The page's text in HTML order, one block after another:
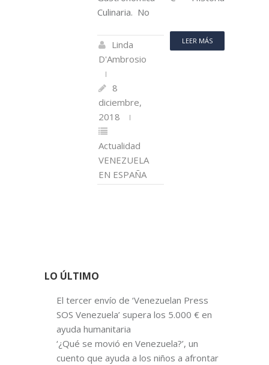
Culinaria. No
LEER MÁS
Linda
D'Ambrosio
8
diciembre,
2018
Actualidad
VENEZUELA
EN ESPAÑA
LO ÚLTIMO
El tercer envío de ‘Venezuelan Press
SOS Venezuela’ supera los 5.000 € en
ayuda humanitaria
‘¿Qué se movió en Venezuela?’, un
cuento que ayuda a los niños a afrontar